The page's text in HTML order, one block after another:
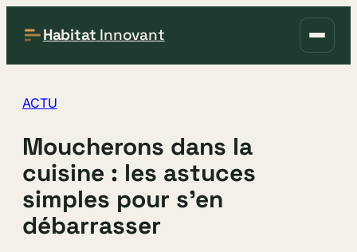
Habitat Innovant
ACTU
Moucherons dans la
cuisine : les astuces
simples pour s’en
débarrasser